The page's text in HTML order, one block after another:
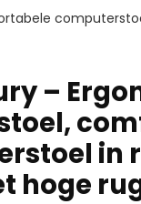
–
in
hoge